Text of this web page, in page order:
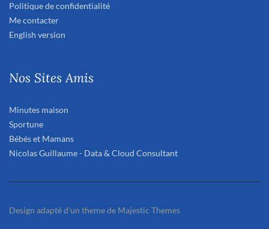
Politique de confidentialité
Me contacter
English version
Nos Sites Amis
Minutes maison
Sportune
Bébés et Mamans
Nicolas Guillaume - Data & Cloud Consultant
Design adapté d'un theme de Majestic Themes